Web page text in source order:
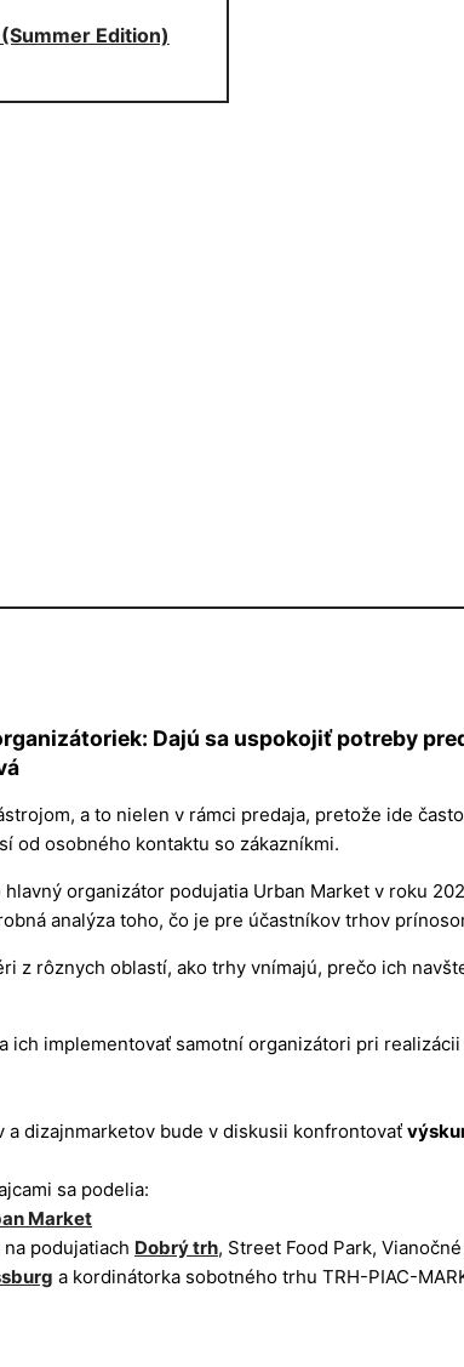
Edition)
Dajú sa uspokojiť potreby
a to nielen v rámci predaja, pretože ide
od osobného kontaktu so zákazníkmi.
organizátor podujatia Urban Market v roku
analýza toho, čo je pre účastníkov trhov
z rôznych oblastí, ako trhy vnímajú, prečo ich
ich implementovať samotní organizátori pri
dizajnmarketov bude v diskusii konfrontovať
sa podelia:
Market
podujatiach Dobrý trh, Street Food Park,
a kordinátorka sobotného trhu TRH-PIAC-